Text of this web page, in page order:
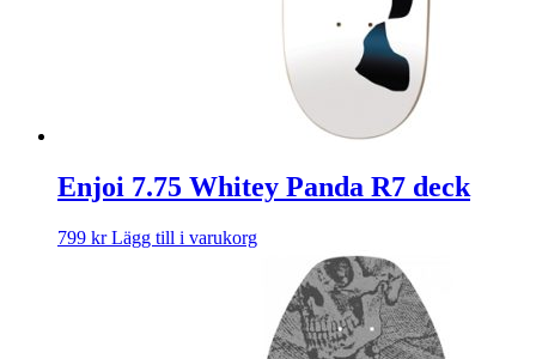
Enjoi 7.75 Whitey Panda R7 deck
799 kr Lägg till i varukorg